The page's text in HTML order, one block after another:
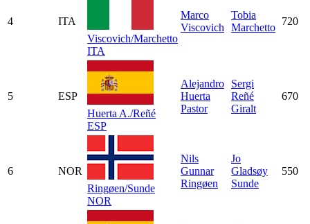
4
ITA
Viscovich/Marchetto
ITA
Marco
Viscovich
Tobia
Marchetto
720
5
ESP
Huerta A./Reñé
ESP
Alejandro
Huerta
Pastor
Sergi
Reñé
Giralt
670
6
NOR
Ringøen/Sunde
NOR
Nils
Gunnar
Ringøen
Jo
Gladsøy
Sunde
550